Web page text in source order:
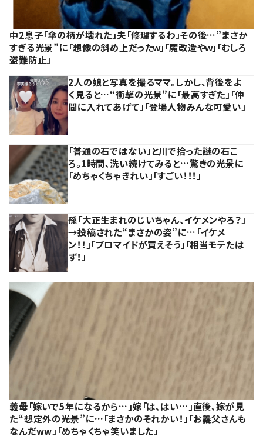
中2息子「傘の柄が壊れた」夫「修理するわ」その後…”まさか
すぎる光景”に「想像の斜め上だったｗ」「魔改造やｗ」「むしろ
盗難防止」
2人の娘と写真を撮るママ。しかし、背後をよ
く見ると…“衝撃の光景”に「最高すぎた」「仲
間に入れてあげて」「登場人物みんな可愛い」
「普通の石ではない」と川で拾った謎の石こ
ろ。1時間、洗い続けてみると…驚きの光景に
「めちゃくちゃきれい」「すごい！！！」
孫「大正生まれのじいちゃん、イケメンやろ？」
→投稿された“まさかの姿”に…「イケメ
ン！！」「ブロマイドが買えそう」「相当モテたは
ず！」
義母「嫁いで5年になるから…」嫁「は、はい…」直後、嫁が見
た“想定外の光景”に…「まさかのそれかい！」「お義父さんも
なんだww」「めちゃくちゃ笑いました」